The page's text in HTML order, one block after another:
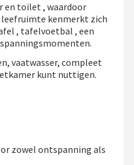
en toilet , waardoor
leefruimte kenmerkt zich
, tafelvoetbal , een
vaatwasser, compleet
kunt nuttigen.
zowel ontspanning als